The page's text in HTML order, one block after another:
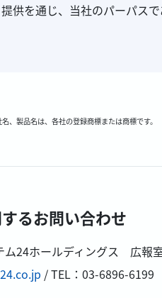
供を通じ、当社のパーパス
、製品名は、各社の登録商標または商標です。
るお問い合わせ
ム24ホールディングス 広報
/ TEL：03-6896-6199